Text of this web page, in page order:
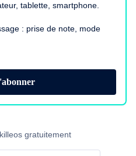
tablette, smartphone.
: prise de note, mode
gratuitement